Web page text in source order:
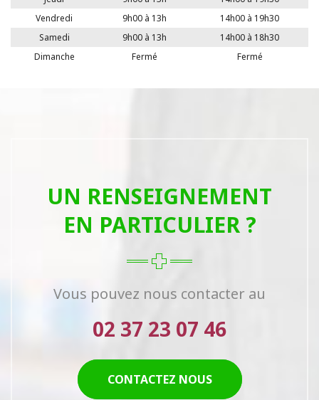
Vendredi
9h00 à 13h
14h00 à 19h30
Samedi
9h00 à 13h
14h00 à 18h30
Dimanche
Fermé Fermé
UN RENSEIGNEMENT
EN PARTICULIER ?
Vous pouvez nous contacter au
02 37 23 07 46
CONTACTEZ NOUS